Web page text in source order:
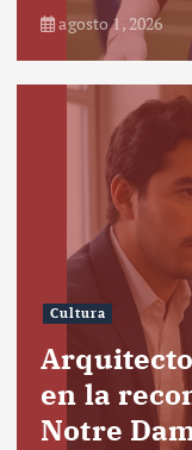
agosto 1, 2026
Cultura
en la
Notre